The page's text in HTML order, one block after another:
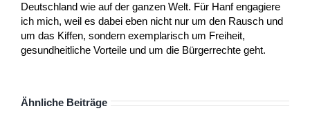
Deutschland wie auf der ganzen Welt. Für Hanf engagiere
ich mich, weil es dabei eben nicht nur um den Rausch und
um das Kiffen, sondern exemplarisch um Freiheit,
gesundheitliche Vorteile und um die Bürgerrechte geht.
Ähnliche Beiträge